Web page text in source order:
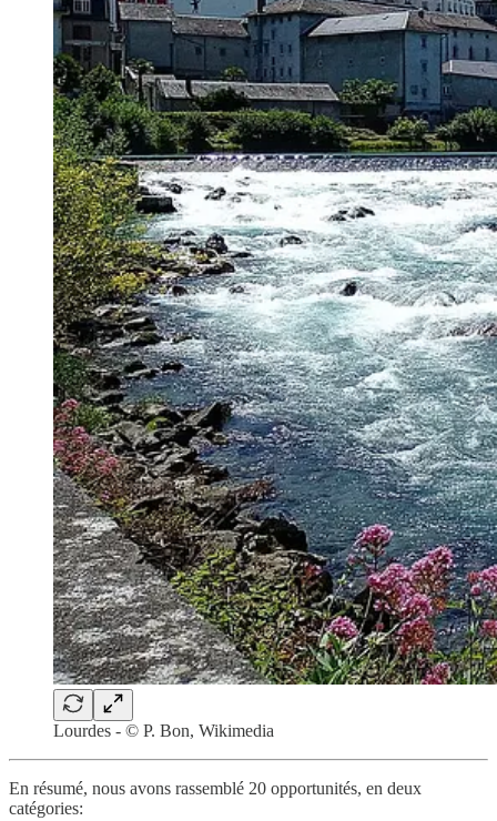
Lourdes - © P. Bon, Wikimedia
En résumé, nous avons rassemblé 20 opportunités, en deux
catégories: